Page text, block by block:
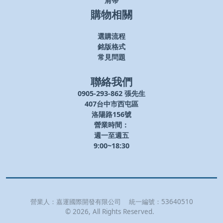
購物相關
選購流程
銘版格式
常見問題
聯絡我們
0905-293-862 張先生
407台中市西屯區
洛陽路156號
營業時間：
週一至週五
9:00~18:30
營業人： 嘉運國際開發有限公司 統一編號： 53640510
© 2026, All Rights Reserved.